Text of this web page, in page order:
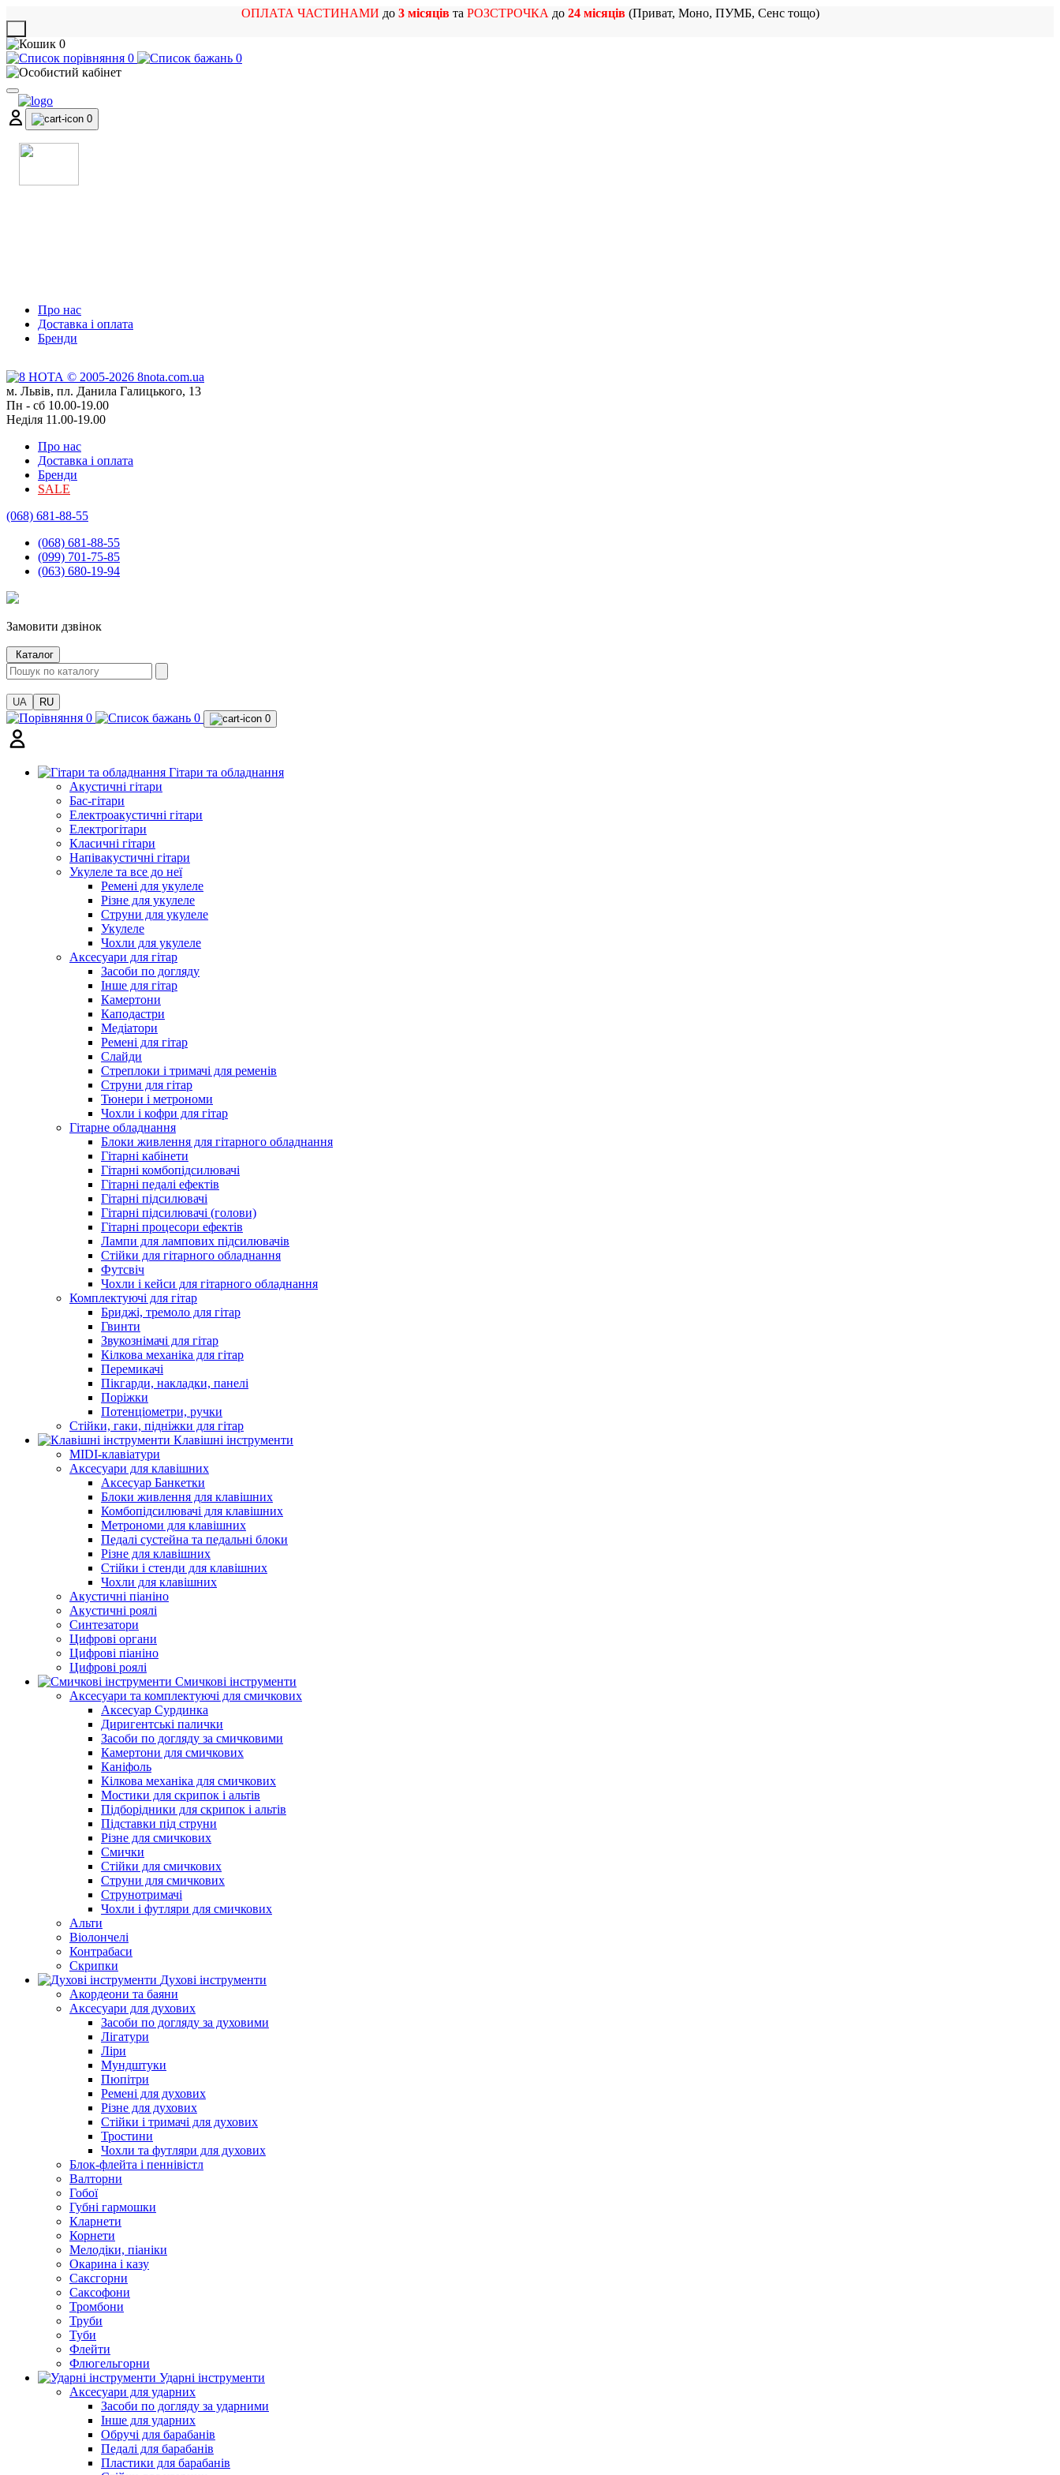
ОПЛАТА ЧАСТИНАМИ до 3 місяцівта РОЗСТРОЧКА до 24 місяців(Приват, Моно, ПУМБ, Сенс тощо)
0
0
0
0
Про нас
Доставка і оплата
Бренди
м. Львів, пл. Данила Галицького, 13
Пн - сб 10.00-19.00
Неділя 11.00-19.00
Про нас
Доставка і оплата
Бренди
SALE
(068) 681-88-55
(068) 681-88-55
(099) 701-75-85
(063) 680-19-94
Замовити дзвінок
Каталог
UA RU
0 0 0
Гітари та обладнання
Акустичні гітари
Бас-гітари
Електроакустичні гітари
Електрогітари
Класичні гітари
Напівакустичні гітари
Укулеле та все до неї
Ремені для укулеле
Різне для укулеле
Струни для укулеле
Укулеле
Чохли для укулеле
Аксесуари для гітар
Засоби по догляду
Інше для гітар
Камертони
Каподастри
Медіатори
Ремені для гітар
Слайди
Стреплоки і тримачі для ременів
Струни для гітар
Тюнери і метрономи
Чохли і кофри для гітар
Гітарне обладнання
Блоки живлення для гітарного обладнання
Гітарні кабінети
Гітарні комбопідсилювачі
Гітарні педалі ефектів
Гітарні підсилювачі
Гітарні підсилювачі (голови)
Гітарні процесори ефектів
Лампи для лампових підсилювачів
Стійки для гітарного обладнання
Футсвіч
Чохли і кейси для гітарного обладнання
Комплектуючі для гітар
Бриджі, тремоло для гітар
Гвинти
Звукознімачі для гітар
Кілкова механіка для гітар
Перемикачі
Пікгарди, накладки, панелі
Поріжки
Потенціометри, ручки
Стійки, гаки, підніжки для гітар
Клавішні інструменти
MIDI-клавіатури
Аксесуари для клавішних
Аксесуар Банкетки
Блоки живлення для клавішних
Комбопідсилювачі для клавішних
Метрономи для клавішних
Педалі сустейна та педальні блоки
Різне для клавішних
Стійки і стенди для клавішних
Чохли для клавішних
Акустичні піаніно
Акустичні роялі
Синтезатори
Цифрові органи
Цифрові піаніно
Цифрові роялі
Смичкові інструменти
Аксесуари та комплектуючі для смичкових
Аксесуар Сурдинка
Диригентські палички
Засоби по догляду за смичковими
Камертони для смичкових
Каніфоль
Кілкова механіка для смичкових
Мостики для скрипок і альтів
Підборiдники для скрипок і альтів
Підставки під струни
Різне для смичкових
Смички
Стійки для смичкових
Струни для смичкових
Струнотримачі
Чохли і футляри для смичкових
Альти
Віолончелі
Контрабаси
Скрипки
Духові інструменти
Акордеони та баяни
Аксесуари для духових
Засоби по догляду за духовими
Лігатури
Ліри
Мундштуки
Пюпітри
Ремені для духових
Різне для духових
Стійки і тримачі для духових
Тростини
Чохли та футляри для духових
Блок-флейта і пеннівістл
Валторни
Гобої
Губні гармошки
Кларнети
Корнети
Мелодіки, піаніки
Окарина і казу
Саксгорни
Саксофони
Тромбони
Труби
Туби
Флейти
Флюгельгорни
Ударні інструменти
Аксесуари для ударних
Засоби по догляду за ударними
Інше для ударних
Обручі для барабанів
Педалі для барабанів
Пластики для барабанів